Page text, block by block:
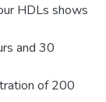
HDLs shows
and 30
of 200